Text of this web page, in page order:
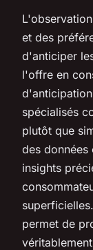
et des
d'anticiper
l'offre en
spécialisés
plutôt que
des données
insights
permet de